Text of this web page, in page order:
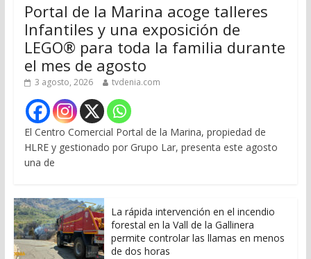
Portal de la Marina acoge talleres
Infantiles y una exposición de
LEGO® para toda la familia durante
el mes de agosto
3 agosto, 2026 tvdenia.com
El Centro Comercial Portal de la Marina, propiedad de
HLRE y gestionado por Grupo Lar, presenta este agosto
una de
La rápida intervención en el incendio
forestal en la Vall de la Gallinera
permite controlar las llamas en menos
de dos horas